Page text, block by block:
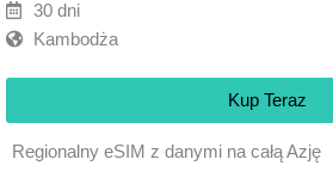
30 dni
Kambodża
Kup Teraz
Regionalny eSIM z danymi na całą Azję